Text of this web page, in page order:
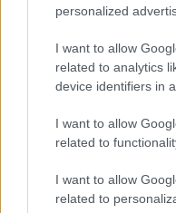
personalized
I want to allow
related to analytics
device identifiers in
I want to allow
related to
I want to allow
related to